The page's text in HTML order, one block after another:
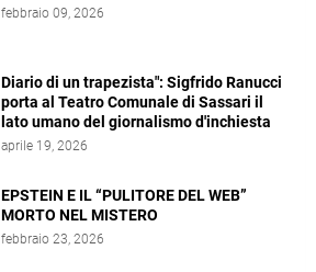
febbraio 09, 2026
Diario di un trapezista": Sigfrido Ranucci
porta al Teatro Comunale di Sassari il
lato umano del giornalismo d'inchiesta
aprile 19, 2026
EPSTEIN E IL “PULITORE DEL WEB”
MORTO NEL MISTERO
febbraio 23, 2026